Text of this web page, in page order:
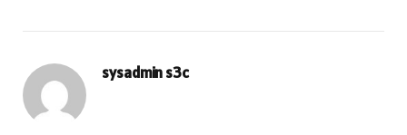
sysadmin s3c